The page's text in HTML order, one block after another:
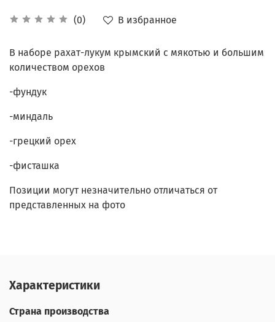
(0) В избранное
В наборе рахат-лукум крымский с мякотью и большим
количеством орехов
-фундук
-миндаль
-грецкий орех
-фисташка
Позиции могут незначительно отличаться от
представленных на фото
Характеристики
Страна производства